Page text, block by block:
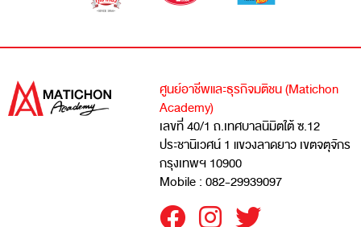
ศูนย์อาชีพและธุรกิจมติชน (Matichon
Academy)
เลขที่ 40/1 ถ.เทศบาลนิมิตใต้ ซ.12
ประชานิเวศน์ 1 แขวงลาดยาว เขตจตุจักร
กรุงเทพฯ 10900
Mobile : 082-29939097